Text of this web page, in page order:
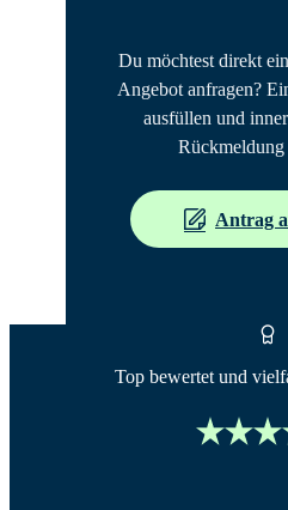
Du möchtest direkt
Angebot anfragen?
ausfüllen und
Rückmeldung
Antrag
Top bewertet und